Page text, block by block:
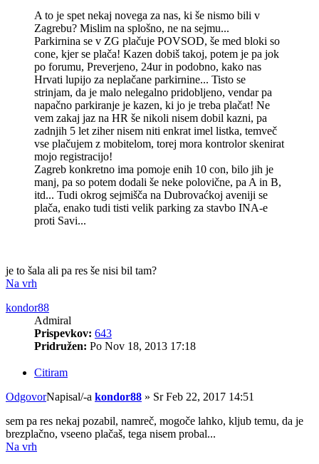
A to je spet nekaj novega za nas, ki še nismo bili v
Zagrebu? Mislim na splošno, ne na sejmu...
Parkirnina se v ZG plačuje POVSOD, še med bloki so
cone, kjer se plača! Kazen dobiš takoj, potem je pa jok
po forumu, Preverjeno, 24ur in podobno, kako nas
Hrvati lupijo za neplačane parkirnine... Tisto se
strinjam, da je malo nelegalno pridobljeno, vendar pa
napačno parkiranje je kazen, ki jo je treba plačat! Ne
vem zakaj jaz na HR še nikoli nisem dobil kazni, pa
zadnjih 5 let ziher nisem niti enkrat imel listka, temveč
vse plačujem z mobitelom, torej mora kontrolor skenirat
mojo registracijo!
Zagreb konkretno ima pomoje enih 10 con, bilo jih je
manj, pa so potem dodali še neke polovične, pa A in B,
itd... Tudi okrog sejmišča na Dubrovaćkoj aveniji se
plača, enako tudi tisti velik parking za stavbo INA-e
proti Savi...
je to šala ali pa res še nisi bil tam?
Na vrh
kondor88
Admiral
Prispevkov: 643
Pridružen: Po Nov 18, 2013 17:18
Citiram
OdgovorNapisal/-a kondor88 » Sr Feb 22, 2017 14:51
sem pa res nekaj pozabil, namreč, mogoče lahko, kljub temu, da je
brezplačno, vseeno plačaš, tega nisem probal...
Na vrh